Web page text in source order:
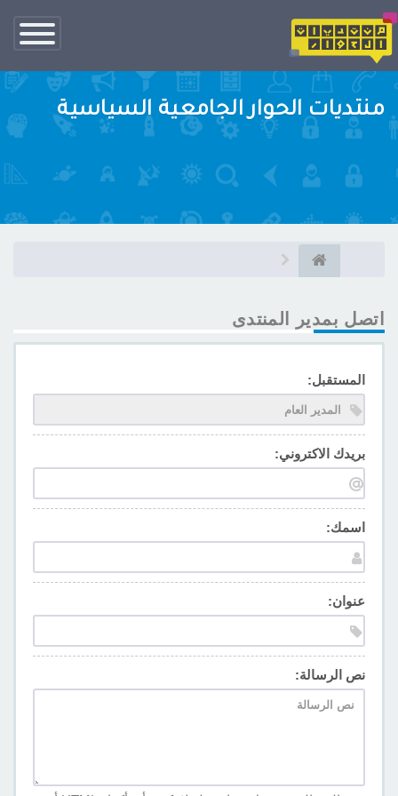
تبديل
الناف
منتديات الحوار الجامعية السياسية
اتصل بمدير المنتدى
المستقبل:
بريدك الاكتروني:
اسمك:
عنوان:
نص الرسالة: